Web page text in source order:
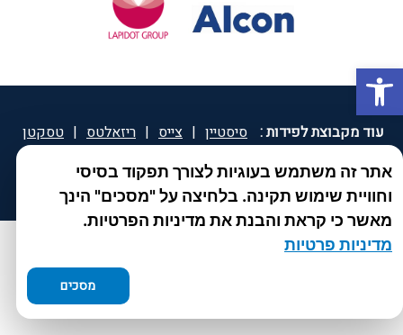
פתח סרגל נגישות
אתר זה משתמש בעוגיות לצורך תפקוד בסיסי
וחוויית שימוש תקינה. בלחיצה על "מסכים" הינך
מאשר כי קראת והבנת את מדיניות הפרטיות.
מדיניות פרטיות
מסכים
עוד מקבוצת לפידות : סיסטיין | צייס | ריזאלטס | טסקטן
| ספאטון | ספיד גרון | יוטיפרו פלוס | קוקידנט |
DROPsept ®